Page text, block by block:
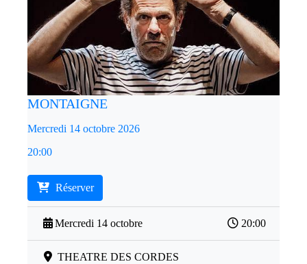
MONTAIGNE
Mercredi 14 octobre 2026
20:00
Réserver
Mercredi 14 octobre 20:00
THEATRE DES CORDES